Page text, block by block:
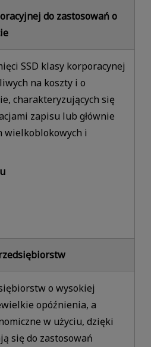
do zastosowań o
SSD klasy korporacynej
na koszty i o
charakteryzujących się
zapisu lub głównie
wielkoblokowych i
o wysokiej
opóźnienia, a
w użyciu, dzięki
się do zastosowań